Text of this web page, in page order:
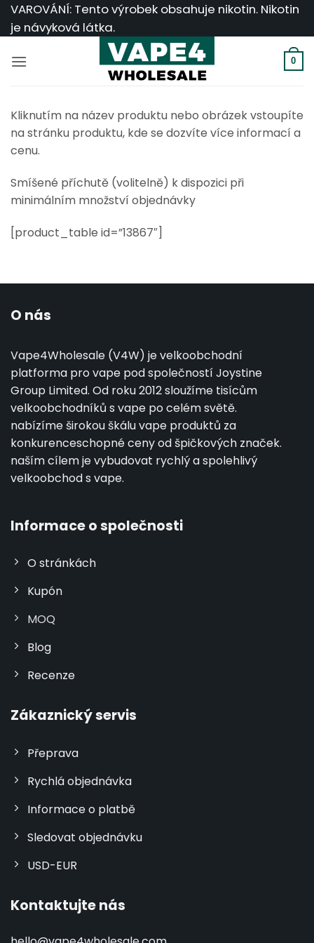
Přeskočit
na
VAROVÁNÍ: Tento výrobek obsahuje nikotin. Nikotin
je návyková látka.
0
Kliknutím na název produktu nebo obrázek vstoupíte
na stránku produktu, kde se dozvíte více informací a
cenu.
Smíšené příchutě (volitelně) k dispozici při
minimálním množství objednávky
[product_table id=”13867″]
O nás
Vape4Wholesale (V4W) je velkoobchodní
platforma pro vape pod společností Joystine
Group Limited. Od roku 2012 sloužíme tisícům
velkoobchodníků s vape po celém světě.
nabízíme širokou škálu vape produktů za
konkurenceschopné ceny od špičkových značek.
naším cílem je vybudovat rychlý a spolehlivý
velkoobchod s vape.
Informace o společnosti
O stránkách
Kupón
MOQ
Blog
Recenze
Zákaznický servis
Přeprava
Rychlá objednávka
Informace o platbě
Sledovat objednávku
USD-EUR
Kontaktujte nás